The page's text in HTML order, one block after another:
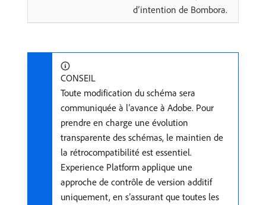
d’intention de Bombora.
CONSEIL
Toute modification du schéma sera
communiquée à l’avance à Adobe. Pour
prendre en charge une évolution
transparente des schémas, le maintien de
la rétrocompatibilité est essentiel.
Experience Platform applique une
approche de contrôle de version additif
uniquement, en s’assurant que toutes les